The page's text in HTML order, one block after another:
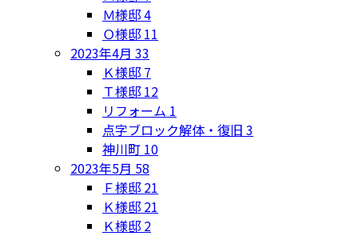
Ｍ様邸4
Ｏ様邸 11
2023年4月 33
Ｋ様邸 7
Ｔ様邸 12
リフォーム 1
点字ブロック解体・復旧 3
神川町 10
2023年5月 58
Ｆ様邸 21
Ｋ様邸 21
Ｋ様邸 2